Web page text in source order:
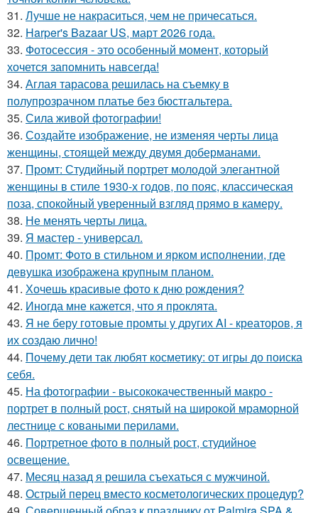
31. Лучше не накраситься, чем не причесаться.
32. Harper's Bazaar US, март 2026 года.
33. Фотосессия - это особенный момент, который
хочется запомнить навсегда!
34. Аглая тарасова решилась на съемку в
полупрозрачном платье без бюстгальтера.
35. Сила живой фотографии!
36. Создайте изображение, не изменяя черты лица
женщины, стоящей между двумя доберманами.
37. Промт: Студийный портрет молодой элегантной
женщины в стиле 1930-х годов, по пояс, классическая
поза, спокойный уверенный взгляд прямо в камеру.
38. Не менять черты лица.
39. Я мастер - универсал.
40. Промт: Фото в стильном и ярком исполнении, где
девушка изображена крупным планом.
41. Хочешь красивые фото к дню рождения?
42. Иногда мне кажется, что я проклята.
43. Я не беру готовые промты у других AI - креаторов, я
их создаю лично!
44. Почему дети так любят косметику: от игры до поиска
себя.
45. На фотографии - высококачественный макро -
портрет в полный рост, снятый на широкой мраморной
лестнице с коваными перилами.
46. Портретное фото в полный рост, студийное
освещение.
47. Месяц назад я решила съехаться с мужчиной.
48. Острый перец вместо косметологических процедур?